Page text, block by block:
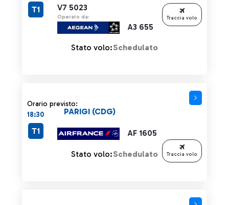
V7 5023
Operato da:
A3 655
T1
Stato volo:Schedulato
Traccia volo
Orario previsto:
18:30
AF 1605
PARIGI (CDG)
T1
Stato volo:Schedulato Traccia volo